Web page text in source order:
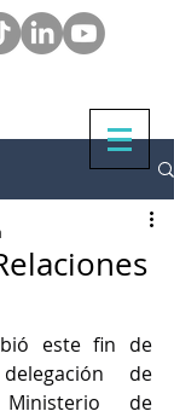
este fin de
de
de